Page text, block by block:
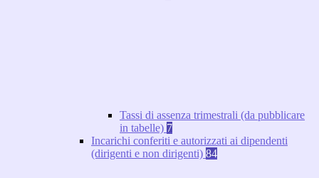
Tassi di assenza trimestrali (da pubblicare
in tabelle) 7
Incarichi conferiti e autorizzati ai dipendenti
(dirigenti e non dirigenti) 84